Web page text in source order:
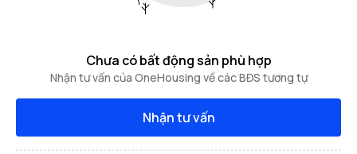
Chưa có bất động sản phù hợp
Nhận tư vấn của OneHousing về các BĐS tương tự
Nhận tư vấn